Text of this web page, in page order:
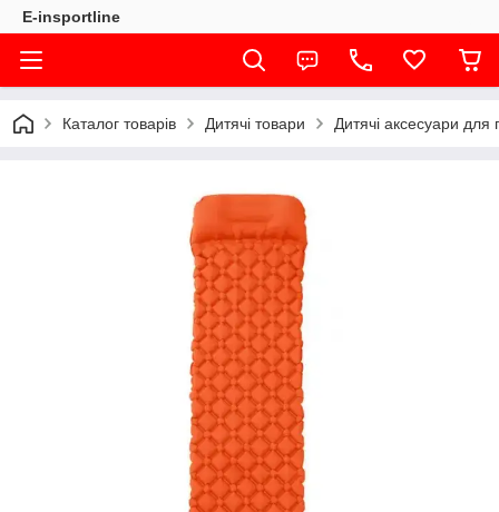
E-insportline
Каталог товарів Дитячі товари Дитячі аксесуари для